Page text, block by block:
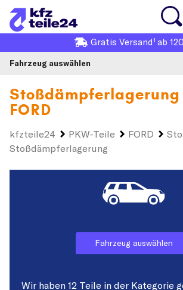
Gratis Versand1 ab
Fahrzeug auswählen
FORD
kfzteile24 PKW-Teile FORD
Stoßdämpferlagerung
Fahrzeug auswählen
Wir haben 12 Teile in der Kategorie